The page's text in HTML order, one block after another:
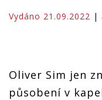
Vydáno 21.09.2022 |
Oliver Sim jen
působení v